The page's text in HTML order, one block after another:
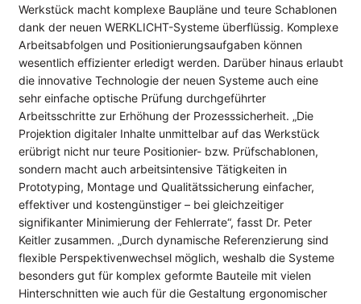
Werkstück macht komplexe Baupläne und teure Schablonen
dank der neuen WERKLICHT-Systeme überflüssig. Komplexe
Arbeitsabfolgen und Positionierungsaufgaben können
wesentlich effizienter erledigt werden. Darüber hinaus erlaubt
die innovative Technologie der neuen Systeme auch eine
sehr einfache optische Prüfung durchgeführter
Arbeitsschritte zur Erhöhung der Prozesssicherheit. „Die
Projektion digitaler Inhalte unmittelbar auf das Werkstück
erübrigt nicht nur teure Positionier- bzw. Prüfschablonen,
sondern macht auch arbeitsintensive Tätigkeiten in
Prototyping, Montage und Qualitätssicherung einfacher,
effektiver und kostengünstiger – bei gleichzeitiger
signifikanter Minimierung der Fehlerrate“, fasst Dr. Peter
Keitler zusammen. „Durch dynamische Referenzierung sind
flexible Perspektivenwechsel möglich, weshalb die Systeme
besonders gut für komplex geformte Bauteile mit vielen
Hinterschnitten wie auch für die Gestaltung ergonomischer